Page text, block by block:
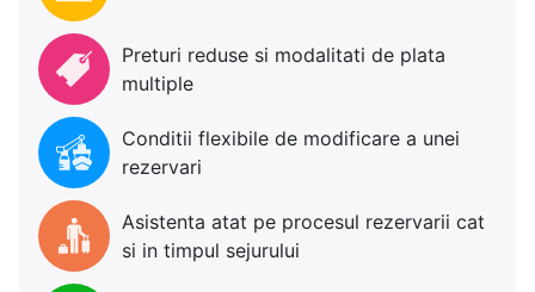
Preturi reduse si modalitati de plata
multiple
Conditii flexibile de modificare a unei
rezervari
Asistenta atat pe procesul rezervarii cat
si in timpul sejurului